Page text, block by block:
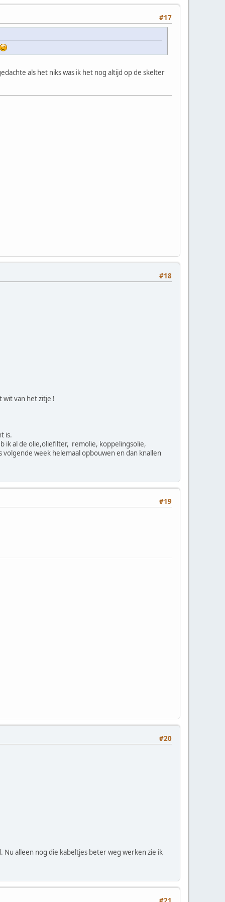
#17
als het niks was ik het nog altijd op de skelter
#18
van het zitje !
is.
ik al de olie,oliefilter, remolie, koppelingsolie,
week helemaal opbouwen en dan knallen
#19
#20
alleen nog die kabeltjes beter weg werken zie ik